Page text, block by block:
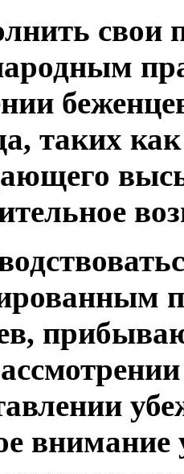
свои
таких
внимание